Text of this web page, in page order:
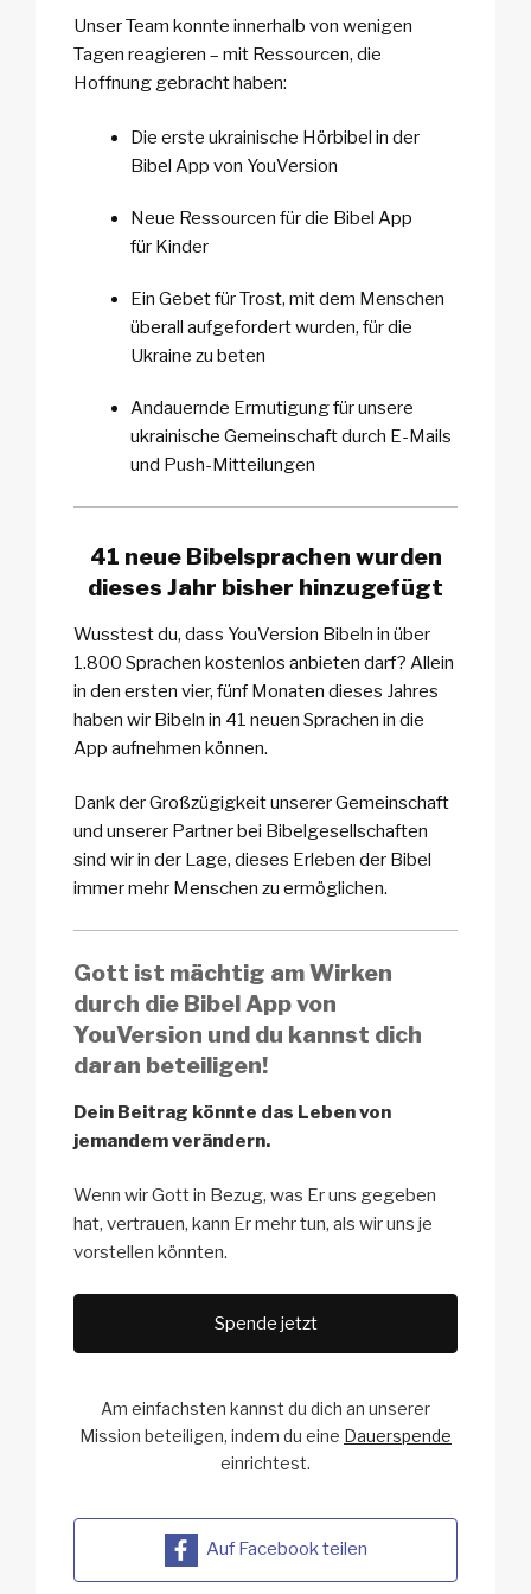
Unser Team konnte innerhalb von wenigen
Tagen reagieren – mit Ressourcen, die
Hoffnung gebracht haben:
Die erste ukrainische Hörbibel in der
Bibel App von YouVersion
Neue Ressourcen für die Bibel App
für Kinder
Ein Gebet für Trost, mit dem Menschen
überall aufgefordert wurden, für die
Ukraine zu beten
Andauernde Ermutigung für unsere
ukrainische Gemeinschaft durch E-Mails
und Push-Mitteilungen
41 neue Bibelsprachen wurden
dieses Jahr bisher hinzugefügt
Wusstest du, dass YouVersion Bibeln in über
1.800 Sprachen kostenlos anbieten darf? Allein
in den ersten vier, fünf Monaten dieses Jahres
haben wir Bibeln in 41 neuen Sprachen in die
App aufnehmen können.
Dank der Großzügigkeit unserer Gemeinschaft
und unserer Partner bei Bibelgesellschaften
sind wir in der Lage, dieses Erleben der Bibel
immer mehr Menschen zu ermöglichen.
Gott ist mächtig am Wirken
durch die Bibel App von
YouVersion und du kannst dich
daran beteiligen!
Dein Beitrag könnte das Leben von
jemandem verändern.
Wenn wir Gott in Bezug, was Er uns gegeben
hat, vertrauen, kann Er mehr tun, als wir uns je
vorstellen könnten.
Spende jetzt
Am einfachsten kannst du dich an unserer
Mission beteiligen, indem du eine Dauerspende
einrichtest.
Auf Facebook teilen